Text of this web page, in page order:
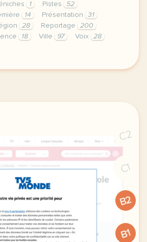
1 Pistes
52
14 Présentation
31
28 Reportage
200
18 Ville 97 Voix
28
vie privee est une priorite
C2
C1
B2
B1